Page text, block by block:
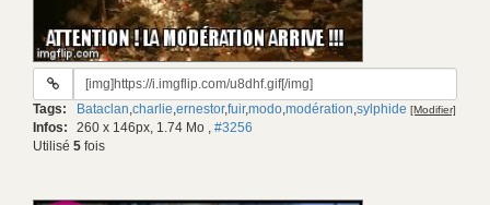
URL
gif:
Tags: Bataclan,charlie,ernestor,fuir,modo,modération,sylphide [Modifier]
Infos: 260 x 146px, 1.74 Mo , #3256
Utilisé 5 fois